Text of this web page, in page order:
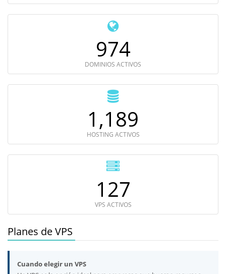
1,116
DOMINIOS ACTIVOS
1,361
HOSTING ACTIVOS
146
VPS ACTIVOS
Planes de VPS
Cuando elegir un VPS